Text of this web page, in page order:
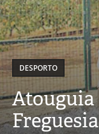
DESPORTO
Atouguia